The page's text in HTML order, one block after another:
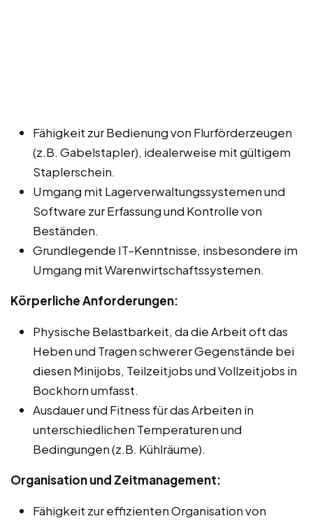
Fähigkeit zur Bedienung von Flurförderzeugen
(z.B. Gabelstapler), idealerweise mit gültigem
Staplerschein.
Umgang mit Lagerverwaltungssystemen und
Software zur Erfassung und Kontrolle von
Beständen.
Grundlegende IT-Kenntnisse, insbesondere im
Umgang mit Warenwirtschaftssystemen.
Körperliche Anforderungen:
Physische Belastbarkeit, da die Arbeit oft das
Heben und Tragen schwerer Gegenstände bei
diesen Minijobs, Teilzeitjobs und Vollzeitjobs in
Bockhorn umfasst.
Ausdauer und Fitness für das Arbeiten in
unterschiedlichen Temperaturen und
Bedingungen (z.B. Kühlräume).
Organisation und Zeitmanagement:
Fähigkeit zur effizienten Organisation von